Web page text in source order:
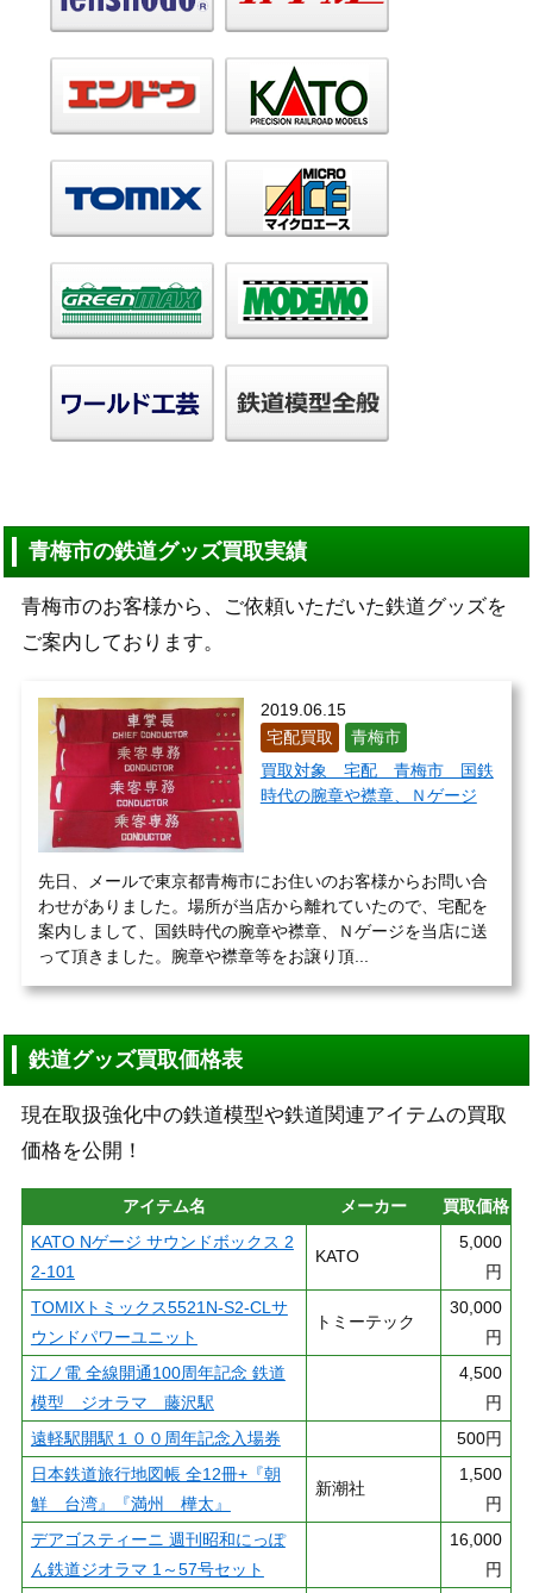
青梅市の鉄道グッズ買取実績
青梅市のお客様から、ご依頼いただいた鉄道グッズを
ご案内しております。
2019.06.15
宅配買取
青梅市
買取対象 宅配 青梅市 国鉄
時代の腕章や襟章、Ｎゲージ
先日、メールで東京都青梅市にお住いのお客様からお問い合
わせがありました。場所が当店から離れていたので、宅配を
案内しまして、国鉄時代の腕章や襟章、Ｎゲージを当店に送
って頂きました。腕章や襟章等をお譲り頂...
鉄道グッズ買取価格表
現在取扱強化中の鉄道模型や鉄道関連アイテムの買取
価格を公開！
アイテム名 メーカー
買取価格
KATO Nゲージ サウンドボックス 2
2-101
KATO
5,000
円
TOMIXトミックス5521N-S2-CLサ
ウンドパワーユニット
トミーテック
30,000
円
江ノ電 全線開通100周年記念 鉄道
模型 ジオラマ 藤沢駅
4,500
円
遠軽駅開駅１００周年記念入場券
500円
日本鉄道旅行地図帳 全12冊+『朝
鮮 台湾』『満州 樺太』
新潮社
1,500
円
デアゴスティーニ 週刊昭和にっぽ
ん鉄道ジオラマ 1～57号セット
16,000
円